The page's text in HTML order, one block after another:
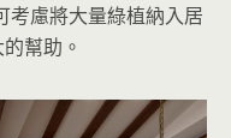
考慮將大量綠植納入居
幫助。